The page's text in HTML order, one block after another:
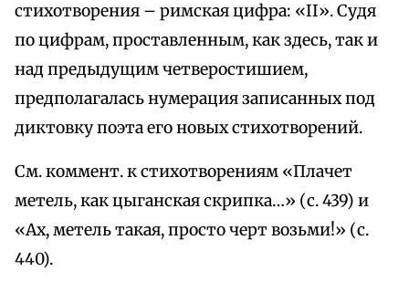
стихотворения – римская цифра: «II». Судя
по цифрам, проставленным, как здесь, так и
над предыдущим четверостишием,
предполагалась нумерация записанных под
диктовку поэта его новых стихотворений.
См. коммент. к стихотворениям «Плачет
метель, как цыганская скрипка…» (с. 439) и
«Ах, метель такая, просто черт возьми!» (с.
440).